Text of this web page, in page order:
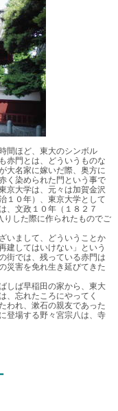
間ほど、東大のシンボル
赤門とは、どういうものな
大名家に嫁いだ際、奥方に
く染められた門という事で
京大学は、元々は加賀金沢
１０年）、東京大学として
、文政１０年（１８２７
りした際に作られたものでご
いまして、どういうことか
建してはいけない」という
街では、残っている赤門は
災害を免れ生き延びてきた
しば早稲田の家から、東大
、忘れたころにやってく
われ、漱石の親友であった
登場する野々宮宗八は、寺